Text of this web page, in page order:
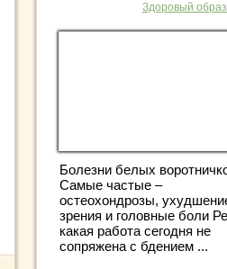
Здоровый
Болезни белых
Самые частые –
остеохондрозы,
зрения и головные боли
какая работа сегодня не
сопряжена с бдением ...